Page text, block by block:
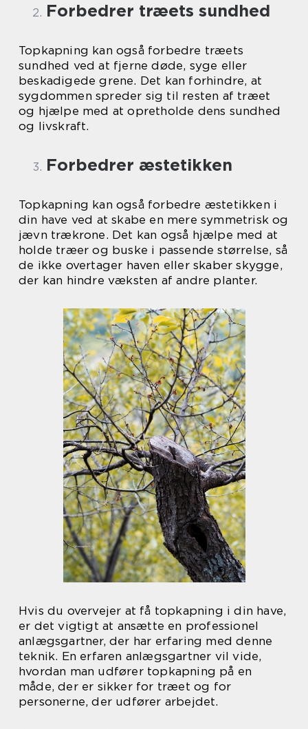
Forbedrer træets sundhed
Topkapning kan også forbedre træets
sundhed ved at fjerne døde, syge eller
beskadigede grene. Det kan forhindre, at
sygdommen spreder sig til resten af træet
og hjælpe med at opretholde dens sundhed
og livskraft.
Forbedrer æstetikken
Topkapning kan også forbedre æstetikken i
din have ved at skabe en mere symmetrisk og
jævn trækrone. Det kan også hjælpe med at
holde træer og buske i passende størrelse, så
de ikke overtager haven eller skaber skygge,
der kan hindre væksten af andre planter.
Hvis du overvejer at få topkapning i din have,
er det vigtigt at ansætte en professionel
anlægsgartner, der har erfaring med denne
teknik. En erfaren anlægsgartner vil vide,
hvordan man udfører topkapning på en
måde, der er sikker for træet og for
personerne, der udfører arbejdet.